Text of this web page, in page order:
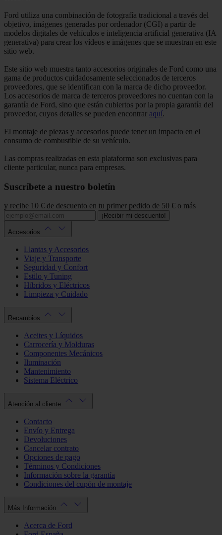
Ford utiliza una combinación de fotografía tradicional a través del
objetivo, imágenes generadas por ordenador (CGI) a partir de
modelos digitales de vehículos e inteligencia artificial generativa (IA
generativa) para crear los vídeos e imágenes que se muestran en este
sitio web.
Este sitio web muestra tanto accesorios originales de Ford como una
gama de productos cuidadosamente seleccionados de terceros
proveedores, que se identifican con la marca de dicho proveedor.
Los accesorios de marca de terceros proveedores no cuentan con la
garantía de Ford, sino que están cubiertos por la propia garantía del
proveedor, cuyos detalles se pueden encontrar aquí.
El montaje de piezas y accesorios puede tener un impacto en el
consumo de combustible de su vehículo.
Las compras realizadas en esta plataforma son exclusivas para
cliente particular, nunca para empresas.
Suscríbete a nuestro boletín
y recibe 10 € de descuento en tu primer pedido de 50 € o más
¡Recibir mi descuento!
Accesorios
Llantas y Accesorios
Viaje y Transporte
Seguridad y Confort
Estilo y Tuning
Híbridos y Eléctricos
Limpieza y Cuidado
Recambios
Aceites y Líquidos
Carrocería y Molduras
Componentes Mecánicos
Iluminación
Mantenimiento
Sistema Eléctrico
Atención al cliente
Contacto
Envío y Entrega
Devoluciones
Cancelar contrato
Opciones de pago
Términos y Condiciones
Información sobre la garantía
Condiciones del cupón de montaje
Más Información
Acerca de Ford